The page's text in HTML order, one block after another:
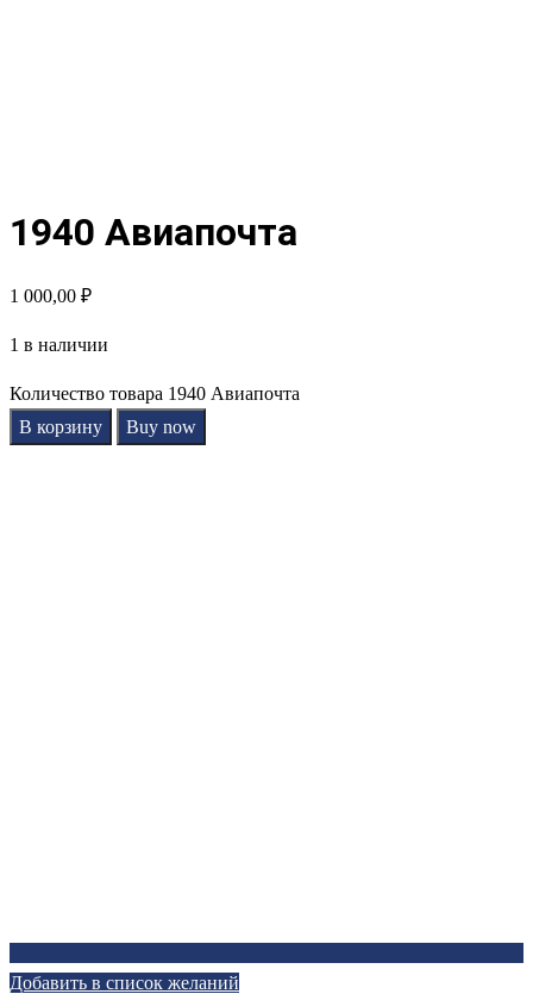
1940 Авиапочта
1 000,00 ₽
1 в наличии
Количество товара 1940 Авиапочта
В корзину
Buy now
Добавить в список желаний